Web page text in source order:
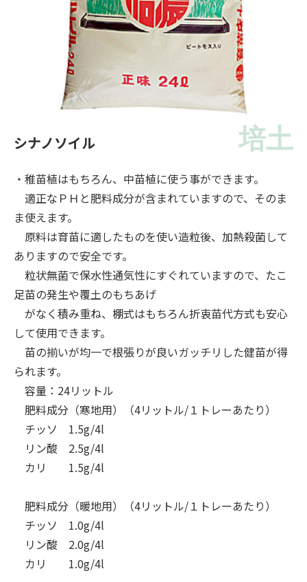
培土
シナノソイル
・稚苗植はもちろん、中苗植に使う事ができます。
適正なＰＨと肥料成分が含まれていますので、そのま
ま使えます。
原料は育苗に適したものを使い造粒後、加熱殺菌して
ありますので安全です。
粒状無菌で保水性通気性にすぐれていますので、たこ
足苗の発生や覆土のもちあげ
がなく積み重ね、棚式はもちろん折衷苗代方式も安心
して使用できます。
苗の揃いが均一で根張りが良いガッチリした健苗が得
られます。
容量：24リットル
肥料成分（寒地用）（4リットル/１トレーあたり）
チッソ 1.5g/4l
リン酸 2.5g/4l
カリ 1.5g/4l
肥料成分（暖地用）（4リットル/１トレーあたり）
チッソ 1.0g/4l
リン酸 2.0g/4l
カリ 1.0g/4l